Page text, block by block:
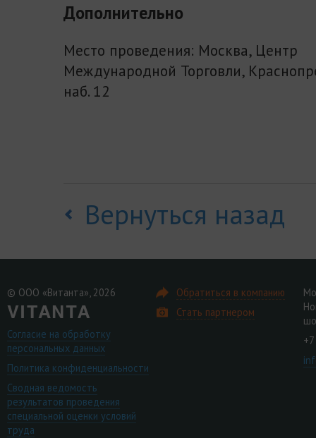
Дополнительно
Место проведения: Москва, Центр
Международной Торговли,
наб. 12
Вернуться назад
© ООО «Витанта», 2026
Согласие на обработку
персональных данных
Политика конфиденциальности
Сводная ведомость
результатов проведения
специальной оценки условий
труда
Обратиться в компанию
Стать партнером